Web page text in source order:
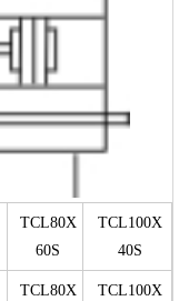
TCL80X
60S
TCL100X
40S
TCL80X
TCL100X